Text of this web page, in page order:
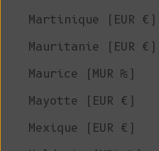
Martinique (EUR €)
Mauritanie (EUR €)
Maurice (MUR ₨)
Mayotte (EUR €)
Mexique (EUR €)